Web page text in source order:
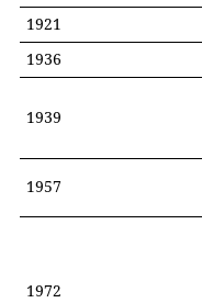
1921
1936
1939
1957
1972